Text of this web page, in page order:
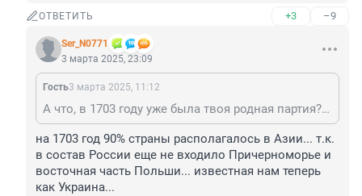
ОТВЕТИТЬ +3 –9
Ser_N0771
3 марта 2025, 23:09
Гость3 марта 2025, 11:12
А что, в 1703 году уже была твоя родная партия? Когда навозили сюда твоих соплеменников со всех уголков нашей большой страны, на 80 % расположеной в Азии. 🥱
на 1703 год 90% страны располагалось в Азии... т.к.
в состав России еще не входило Причерноморье и
восточная часть Польши... известная нам теперь
как Украина...